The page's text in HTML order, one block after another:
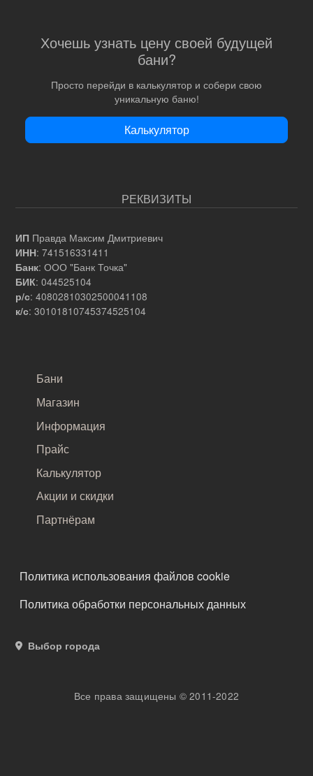
Хочешь узнать цену своей будущей
бани?
Просто перейди в калькулятор и собери свою
уникальную баню!
Калькулятор
РЕКВИЗИТЫ
ИП Правда Максим Дмитриевич
ИНН: 741516331411
Банк: ООО "Банк Точка"
БИК: 044525104
р/с: 40802810302500041108
к/с: 30101810745374525104
САМОЕ ВАЖНОЕ
Бани
Магазин
Информация
Прайс
Калькулятор
Акции и скидки
Партнёрам
ПОДВАЛ
Политика использования файлов cookie
Политика обработки персональных данных
Выбор города
Все права защищены © 2011-2022